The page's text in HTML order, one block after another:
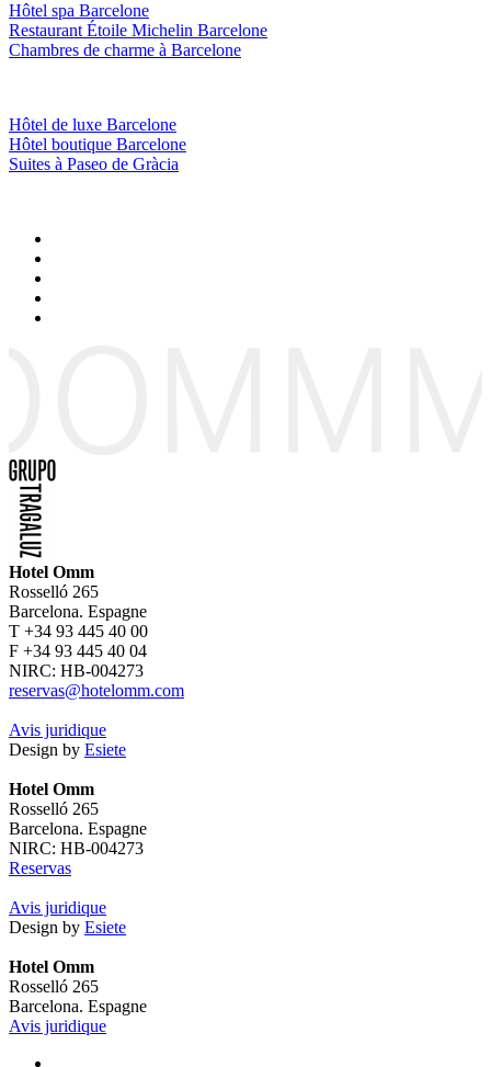
Hôtel spa Barcelone
Restaurant Étoile Michelin Barcelone
Chambres de charme à Barcelone
Hôtel de luxe Barcelone
Hôtel boutique Barcelone
Suites à Paseo de Gràcia
Hotel Omm
Rosselló 265
Barcelona. Espagne
T +34 93 445 40 00
F +34 93 445 40 04
NIRC: HB-004273
reservas@hotelomm.com
Avis juridique
Design by Esiete
Hotel Omm
Rosselló 265
Barcelona. Espagne
NIRC: HB-004273
Reservas
Avis juridique
Design by Esiete
Hotel Omm
Rosselló 265
Barcelona. Espagne
Avis juridique